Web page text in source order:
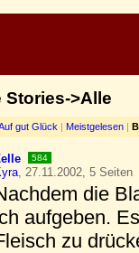
Stories->Alle
gut Glück | Meistgelesen |
584
, 27.11.2002, 5 Seiten
die
aufgeben.
zu